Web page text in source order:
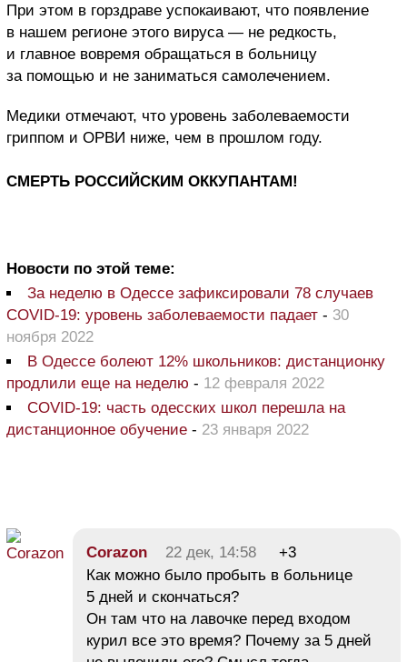
При этом в горздраве успокаивают, что появление
в нашем регионе этого вируса — не редкость,
и главное вовремя обращаться в больницу
за помощью и не заниматься самолечением.
Медики отмечают, что уровень заболеваемости
гриппом и ОРВИ ниже, чем в прошлом году.
СМЕРТЬ РОССИЙСКИМ ОККУПАНТАМ!
Новости по этой теме:
За неделю в Одессе зафиксировали 78 случаев
COVID-19: уровень заболеваемости падает - 30
ноября 2022
В Одессе болеют 12% школьников: дистанционку
продлили еще на неделю - 12 февраля 2022
COVID-19: часть одесских школ перешла на
дистанционное обучение - 23 января 2022
Corazon 22 дек, 14:58
+3
Как можно было пробыть в больнице
5 дней и скончаться?
Он там что на лавочке перед входом
курил все это время? Почему за 5 дней